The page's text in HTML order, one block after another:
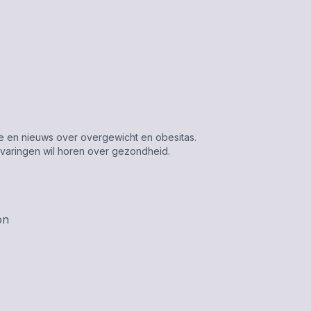
en nieuws over overgewicht en obesitas.
wil horen over gezondheid.